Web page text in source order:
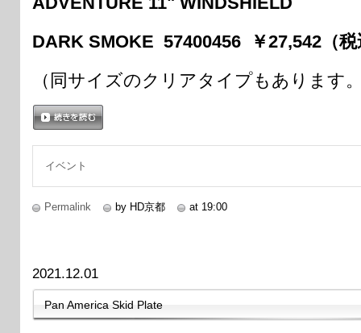
DARK SMOKE 57400456 ￥27,542（税
（同サイズのクリアタイプもあります
イベント
Permalink by HD京都 at 19:00
2021.12.01
Pan America Skid Plate